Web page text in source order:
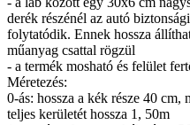
derék részénél az autó
folytatódik. Ennek hossza
műanyag csattal rögzül
- a termék mosható és felület
Méretezés:
0-ás: hossza a kék része 40 cm,
teljes kerületét hossza 1, 50m